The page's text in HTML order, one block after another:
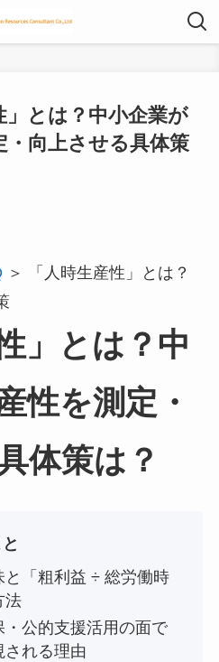
」とは？中小企業が
・向上させる具体策
＞ 「人時生産性」とは？
」とは？中
性を測定・
体策は？
と「粗利益 ÷ 総労働時
法
公的支援活用の面で
される理由